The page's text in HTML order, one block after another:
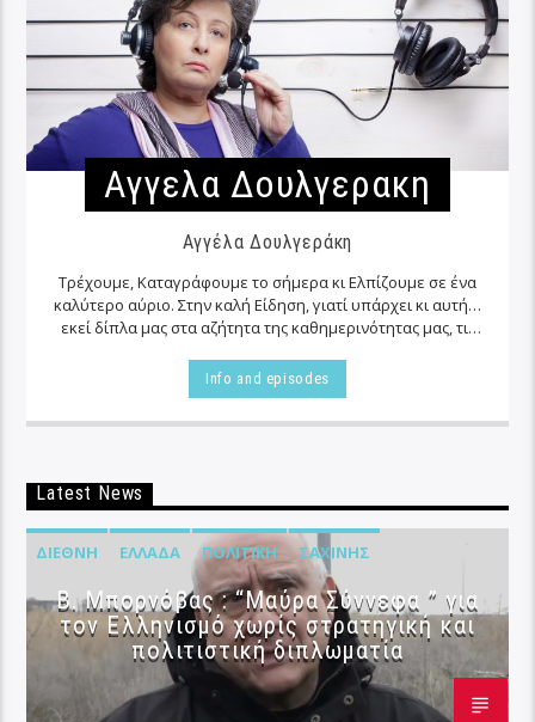
Αγγελα Δουλγερακη
Αγγέλα Δουλγεράκη
Τρέχουμε, Καταγράφουμε το σήμερα κι Ελπίζουμε σε ένα
καλύτερο αύριο. Στην καλή Είδηση, γιατί υπάρχει κι αυτή…
εκεί δίπλα μας στα αζήτητα της καθημερινότητας μας, τις
Info and episodes
Latest News
ΔΙΕΘΝΉ ΕΛΛΆΔΑ ΠΟΛΙΤΙΚΉ ΣΑΧΊΝΗΣ
B. Μπορνόβας : “Μαύρα Σύννεφα ” για
τον Ελληνισμό χωρίς στρατηγική και
πολιτιστική διπλωματία